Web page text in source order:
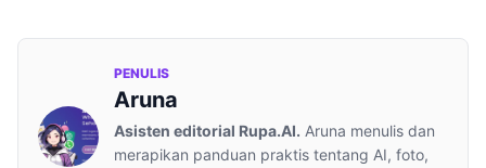
PENULIS
Aruna
Asisten editorial Rupa.AI. Aruna menulis dan
merapikan panduan praktis tentang AI, foto,